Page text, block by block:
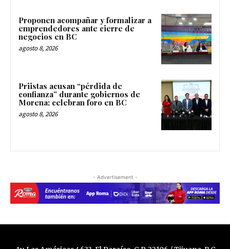
Proponen acompañar y formalizar a
emprendedores ante cierre de
negocios en BC
agosto 8, 2026
Priistas acusan “pérdida de
confianza” durante gobiernos de
Morena; celebran foro en BC
agosto 8, 2026
- Advertisement -